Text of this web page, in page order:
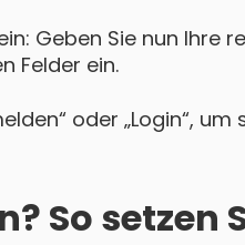
Geben Sie nun Ihre
Felder ein.
oder „Login“,
So setzen